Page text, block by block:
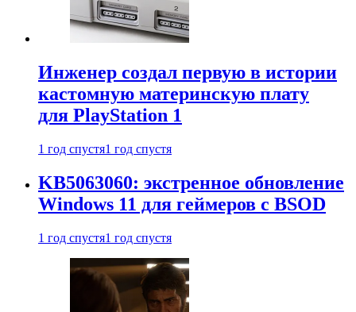
Инженер создал первую в истории
кастомную материнскую плату
для PlayStation 1
1 год спустя1 год спустя
KB5063060: экстренное обновление
Windows 11 для геймеров с BSOD
1 год спустя1 год спустя